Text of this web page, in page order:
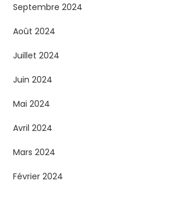
Septembre 2024
Août 2024
Juillet 2024
Juin 2024
Mai 2024
Avril 2024
Mars 2024
Février 2024